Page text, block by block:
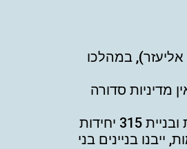
אליעזר), במהלכו
אין מדיניות סדורה
מלבד הבניין המדובר, בפרויקט אמורים לקום ארבעה בניינים נוספים בני תשע קומות. הפרויקט כולו כולל פינוי 96 דירות ובניית 315 יחידות
בניינים בני